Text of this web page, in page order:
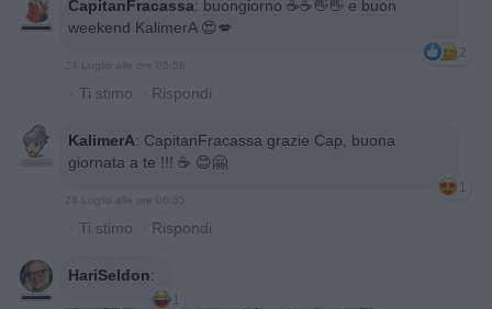
CapitanFracassa: buongiorno ☕️☕️👋👋 e buon
weekend KalimerA 😍💋
2
· Ti stimo · Rispondi
KalimerA: CapitanFracassa grazie Cap, buona
giornata a te !!! ☕️ 😊🤗
1
· Ti stimo · Rispondi
HariSeldon:
1